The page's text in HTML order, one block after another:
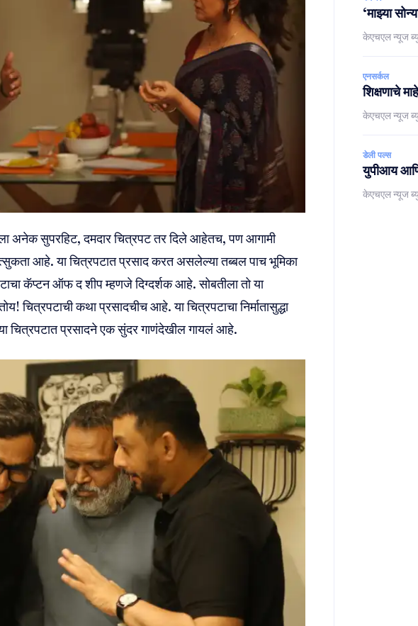
अनेक सुपरहिट, दमदार चित्रपट तर दिले आहेतच, पण आगामी
आहे. या चित्रपटात प्रसाद करत असलेल्या तब्बल पाच भूमिका
कॅप्टन ऑफ द शीप म्हणजे दिग्दर्शक आहे. सोबतीला तो या
चित्रपटाची कथा प्रसादचीच आहे. या चित्रपटाचा निर्मातासुद्धा
चित्रपटात प्रसादने एक सुंदर गाणंदेखील गायलं आहे.
‘माझ्या
केएचएल न्यूज
एनसर्कल
शिक्षणाचे
केएचएल न्यूज
डेली पल्स
युपीआय आणि
केएचएल न्यूज